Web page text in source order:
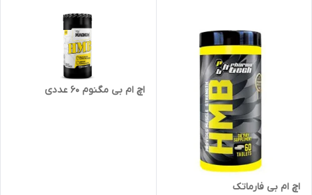
اچ ام بی فارماتک
اچ ام بی مگنوم ۶۰ عددی